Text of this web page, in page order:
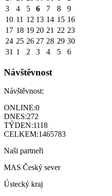
3
4 5 6 7 8
9
10 11 12 13 14 15 16
17 18 19 20 21 22 23
24 25 26 27 28 29 30
31 1 2 3 4 5 6
Návštěvnost
Návštěvnost:
ONLINE:0
DNES:272
TÝDEN:1118
CELKEM:1465783
Naši partneři
MAS Český sever
Ústecký kraj